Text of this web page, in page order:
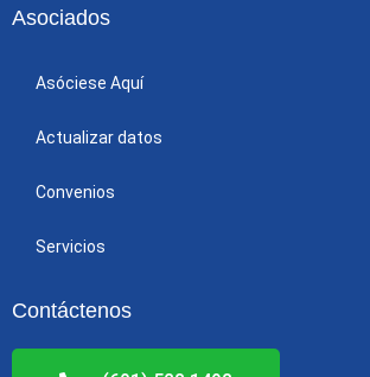
Asociados
Asóciese Aquí
Actualizar datos
Convenios
Servicios
Contáctenos